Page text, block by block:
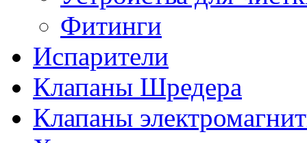
Фитинги
Испарители
Клапаны Шредера
Клапаны